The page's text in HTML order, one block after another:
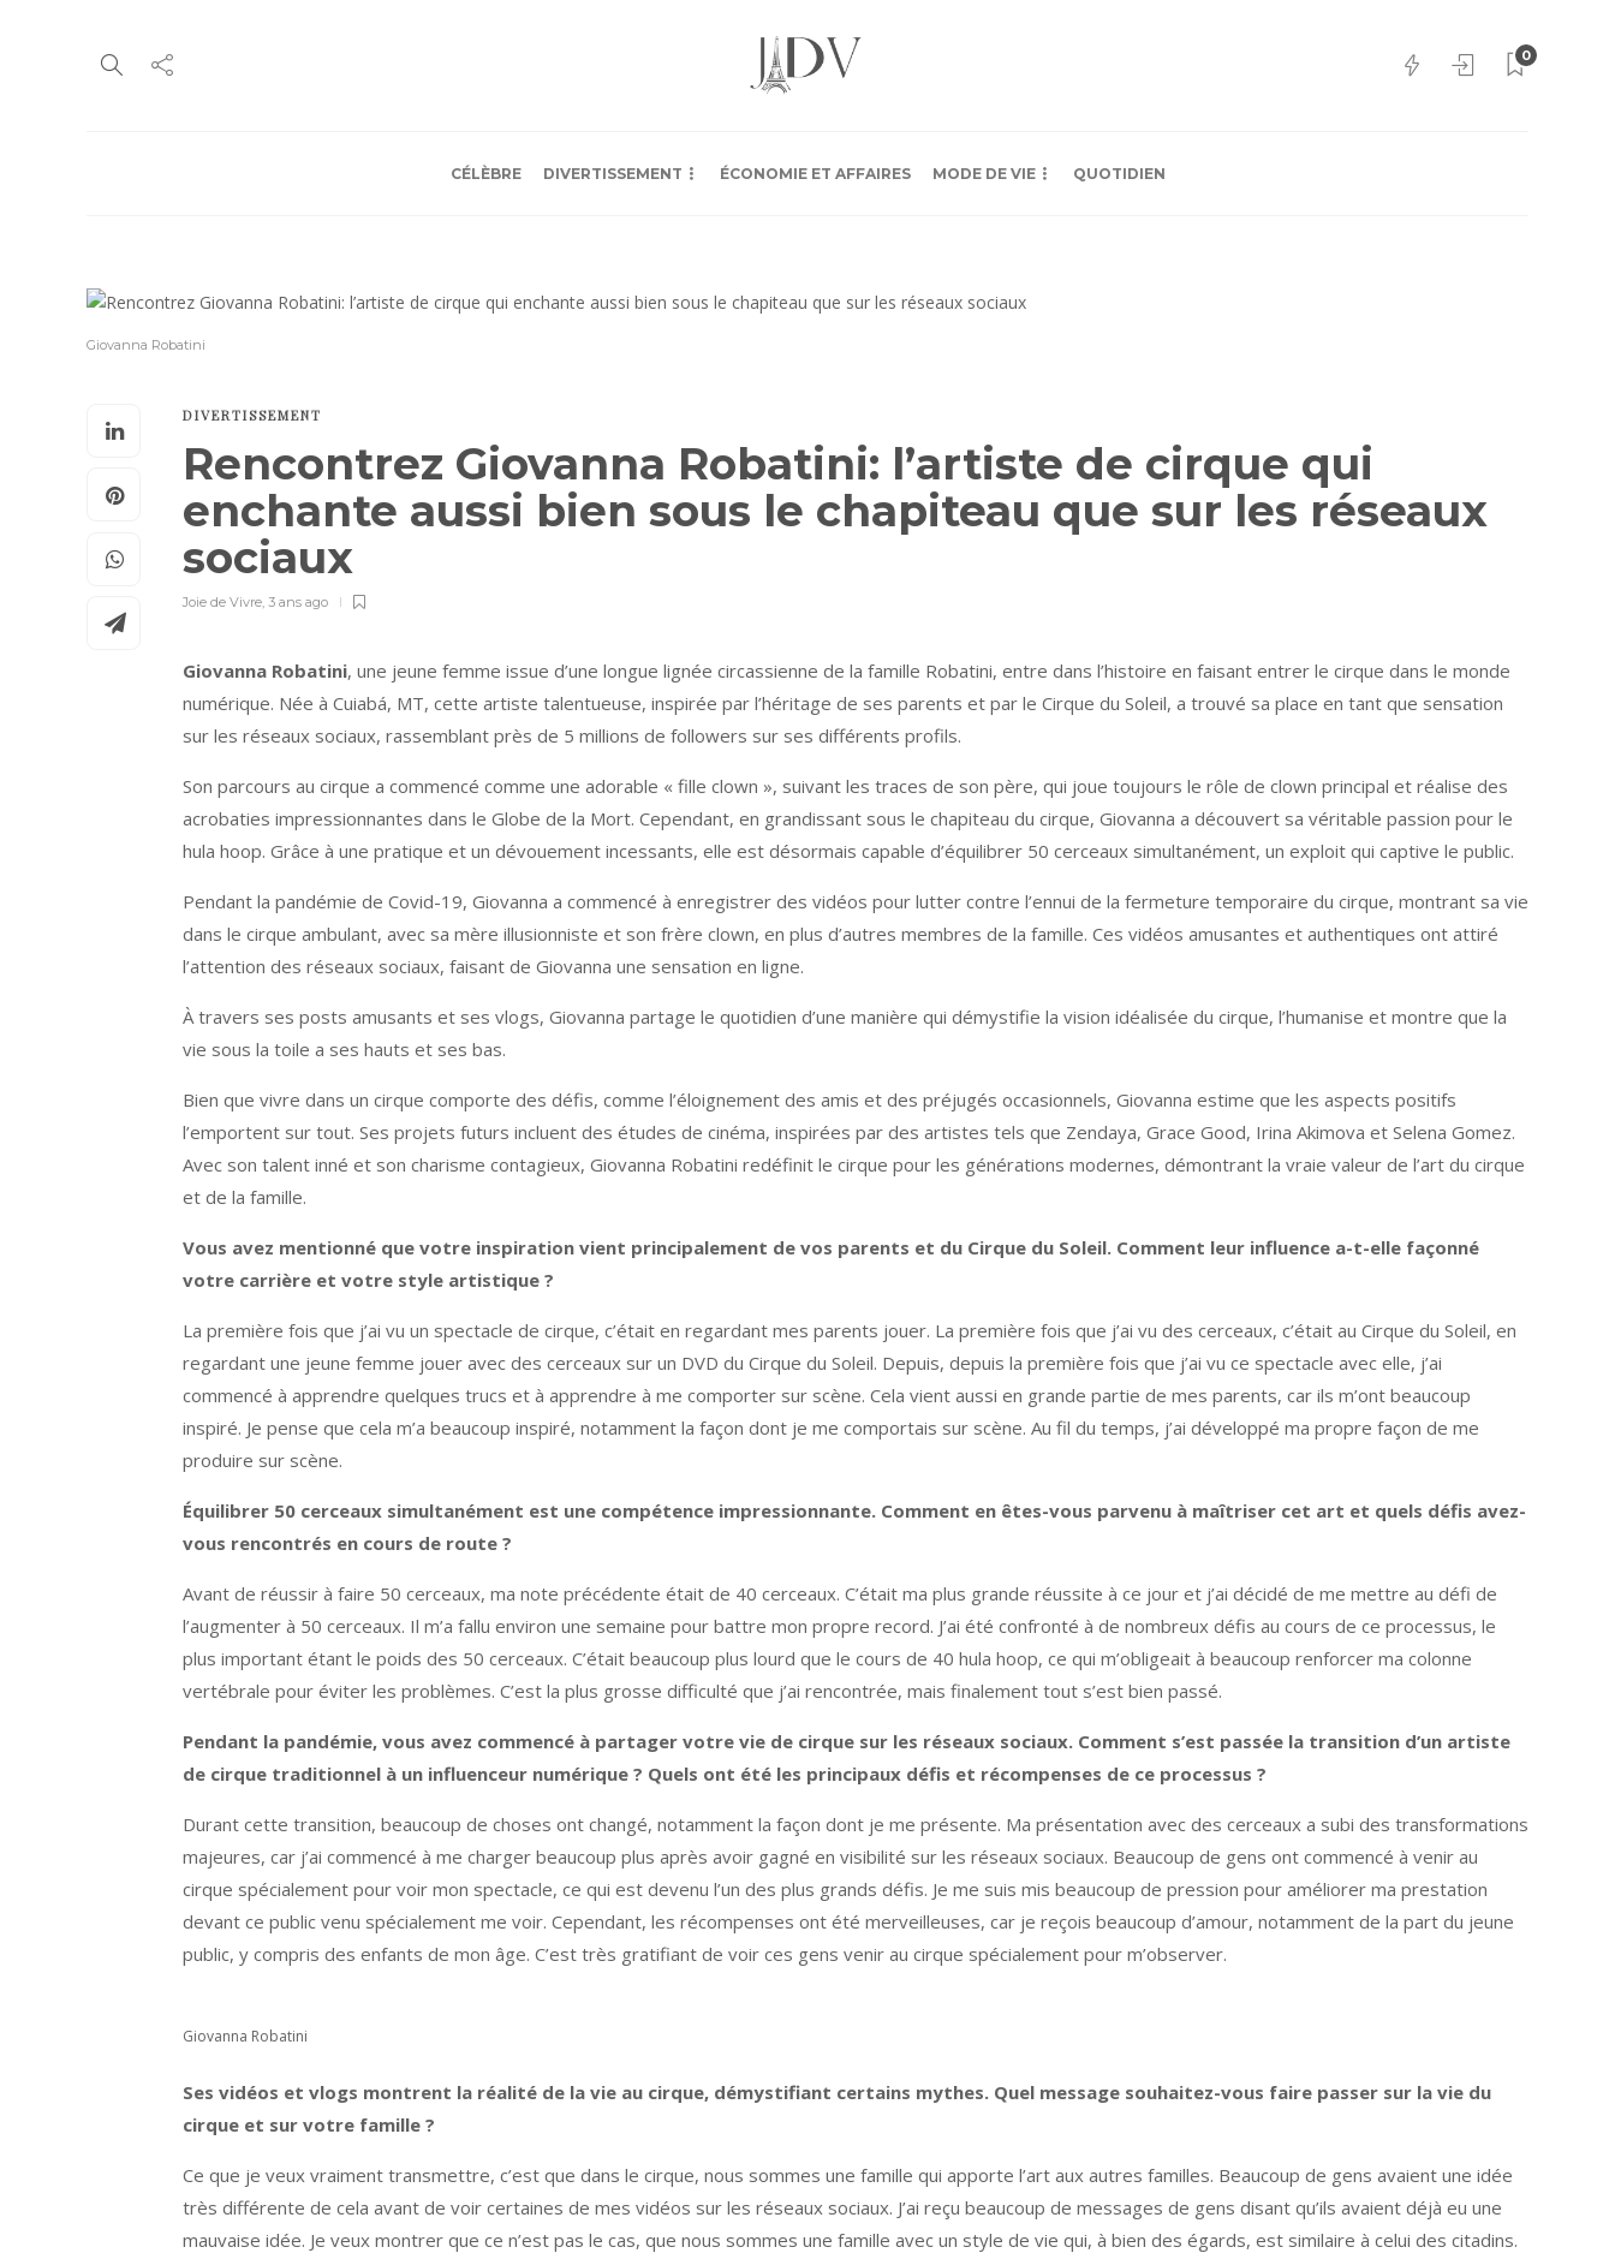
0
CÉLÈBRE DIVERTISSEMENT ÉCONOMIE ET AFFAIRES MODE DE VIE QUOTIDIEN
Giovanna Robatini
DIVERTISSEMENT
Rencontrez Giovanna Robatini: l’artiste de cirque qui
enchante aussi bien sous le chapiteau que sur les réseaux
sociaux
Joie de Vivre, 3 ans ago
Giovanna Robatini, une jeune femme issue d’une longue lignée circassienne de la famille Robatini, entre dans l’histoire en faisant entrer le cirque dans le monde
numérique. Née à Cuiabá, MT, cette artiste talentueuse, inspirée par l’héritage de ses parents et par le Cirque du Soleil, a trouvé sa place en tant que sensation
sur les réseaux sociaux, rassemblant près de 5 millions de followers sur ses différents profils.
Son parcours au cirque a commencé comme une adorable « fille clown », suivant les traces de son père, qui joue toujours le rôle de clown principal et réalise des
acrobaties impressionnantes dans le Globe de la Mort. Cependant, en grandissant sous le chapiteau du cirque, Giovanna a découvert sa véritable passion pour le
hula hoop. Grâce à une pratique et un dévouement incessants, elle est désormais capable d’équilibrer 50 cerceaux simultanément, un exploit qui captive le public.
Pendant la pandémie de Covid-19, Giovanna a commencé à enregistrer des vidéos pour lutter contre l’ennui de la fermeture temporaire du cirque, montrant sa vie
dans le cirque ambulant, avec sa mère illusionniste et son frère clown, en plus d’autres membres de la famille. Ces vidéos amusantes et authentiques ont attiré
l’attention des réseaux sociaux, faisant de Giovanna une sensation en ligne.
À travers ses posts amusants et ses vlogs, Giovanna partage le quotidien d’une manière qui démystifie la vision idéalisée du cirque, l’humanise et montre que la
vie sous la toile a ses hauts et ses bas.
Bien que vivre dans un cirque comporte des défis, comme l’éloignement des amis et des préjugés occasionnels, Giovanna estime que les aspects positifs
l’emportent sur tout. Ses projets futurs incluent des études de cinéma, inspirées par des artistes tels que Zendaya, Grace Good, Irina Akimova et Selena Gomez.
Avec son talent inné et son charisme contagieux, Giovanna Robatini redéfinit le cirque pour les générations modernes, démontrant la vraie valeur de l’art du cirque
et de la famille.
Vous avez mentionné que votre inspiration vient principalement de vos parents et du Cirque du Soleil. Comment leur influence a-t-elle façonné
votre carrière et votre style artistique ?
La première fois que j’ai vu un spectacle de cirque, c’était en regardant mes parents jouer. La première fois que j’ai vu des cerceaux, c’était au Cirque du Soleil, en
regardant une jeune femme jouer avec des cerceaux sur un DVD du Cirque du Soleil. Depuis, depuis la première fois que j’ai vu ce spectacle avec elle, j’ai
commencé à apprendre quelques trucs et à apprendre à me comporter sur scène. Cela vient aussi en grande partie de mes parents, car ils m’ont beaucoup
inspiré. Je pense que cela m’a beaucoup inspiré, notamment la façon dont je me comportais sur scène. Au fil du temps, j’ai développé ma propre façon de me
produire sur scène.
Équilibrer 50 cerceaux simultanément est une compétence impressionnante. Comment en êtes-vous parvenu à maîtriser cet art et quels défis avez-
vous rencontrés en cours de route ?
Avant de réussir à faire 50 cerceaux, ma note précédente était de 40 cerceaux. C’était ma plus grande réussite à ce jour et j’ai décidé de me mettre au défi de
l’augmenter à 50 cerceaux. Il m’a fallu environ une semaine pour battre mon propre record. J’ai été confronté à de nombreux défis au cours de ce processus, le
plus important étant le poids des 50 cerceaux. C’était beaucoup plus lourd que le cours de 40 hula hoop, ce qui m’obligeait à beaucoup renforcer ma colonne
vertébrale pour éviter les problèmes. C’est la plus grosse difficulté que j’ai rencontrée, mais finalement tout s’est bien passé.
Pendant la pandémie, vous avez commencé à partager votre vie de cirque sur les réseaux sociaux. Comment s’est passée la transition d’un artiste
de cirque traditionnel à un influenceur numérique ? Quels ont été les principaux défis et récompenses de ce processus ?
Durant cette transition, beaucoup de choses ont changé, notamment la façon dont je me présente. Ma présentation avec des cerceaux a subi des transformations
majeures, car j’ai commencé à me charger beaucoup plus après avoir gagné en visibilité sur les réseaux sociaux. Beaucoup de gens ont commencé à venir au
cirque spécialement pour voir mon spectacle, ce qui est devenu l’un des plus grands défis. Je me suis mis beaucoup de pression pour améliorer ma prestation
devant ce public venu spécialement me voir. Cependant, les récompenses ont été merveilleuses, car je reçois beaucoup d’amour, notamment de la part du jeune
public, y compris des enfants de mon âge. C’est très gratifiant de voir ces gens venir au cirque spécialement pour m’observer.
Giovanna Robatini
Ses vidéos et vlogs montrent la réalité de la vie au cirque, démystifiant certains mythes. Quel message souhaitez-vous faire passer sur la vie du
cirque et sur votre famille ?
Ce que je veux vraiment transmettre, c’est que dans le cirque, nous sommes une famille qui apporte l’art aux autres familles. Beaucoup de gens avaient une idée
très différente de cela avant de voir certaines de mes vidéos sur les réseaux sociaux. J’ai reçu beaucoup de messages de gens disant qu’ils avaient déjà eu une
mauvaise idée. Je veux montrer que ce n’est pas le cas, que nous sommes une famille avec un style de vie qui, à bien des égards, est similaire à celui des citadins.